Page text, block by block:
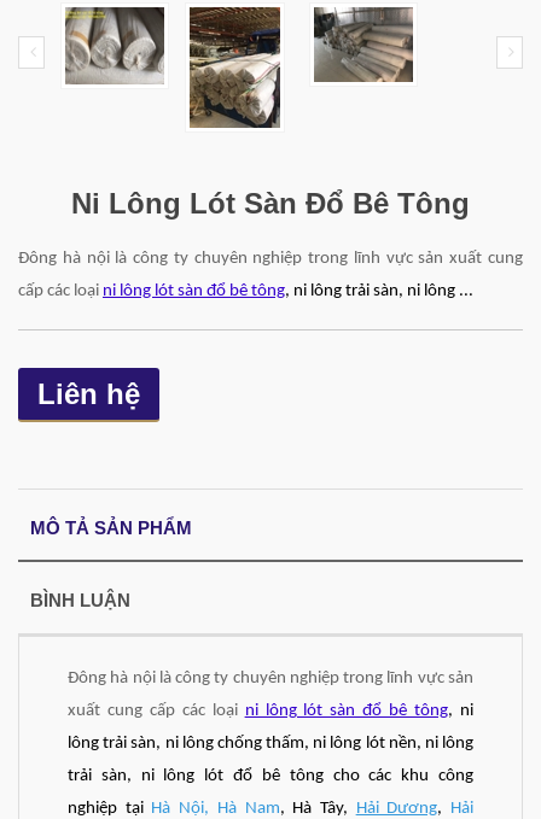
Ni Lông Lót Sàn Đổ Bê Tông
Đông hà nội là công ty chuyên nghiệp trong lĩnh vực sản xuất cung
cấp các loại ni lông lót sàn đổ bê tông, ni lông trải sàn, ni lông ...
Liên hệ
MÔ TẢ SẢN PHẨM
BÌNH LUẬN
Đông hà nội là công ty chuyên nghiệp trong lĩnh vực sản
xuất cung cấp các loại ni lông lót sàn đổ bê tông, ni
lông trải sàn, ni lông chống thấm, ni lông lót nền, ni lông
trải sàn, ni lông lót đổ bê tông cho các khu công
nghiệp tại Hà Nội, Hà Nam, Hà Tây, Hải Dương, Hải